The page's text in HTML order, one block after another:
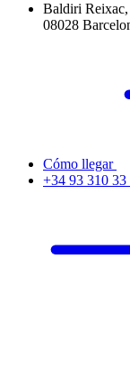
Baldiri
08028
Cómo llegar
+34 93 310 33